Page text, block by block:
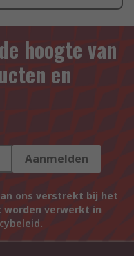
hoogte van
en
Aanmelden
ons verstrekt bij het
worden verwerkt in
.